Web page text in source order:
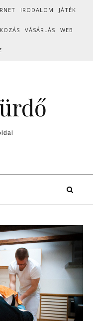
IRODALOM JÁTÉK
VÁSÁRLÁS WEB